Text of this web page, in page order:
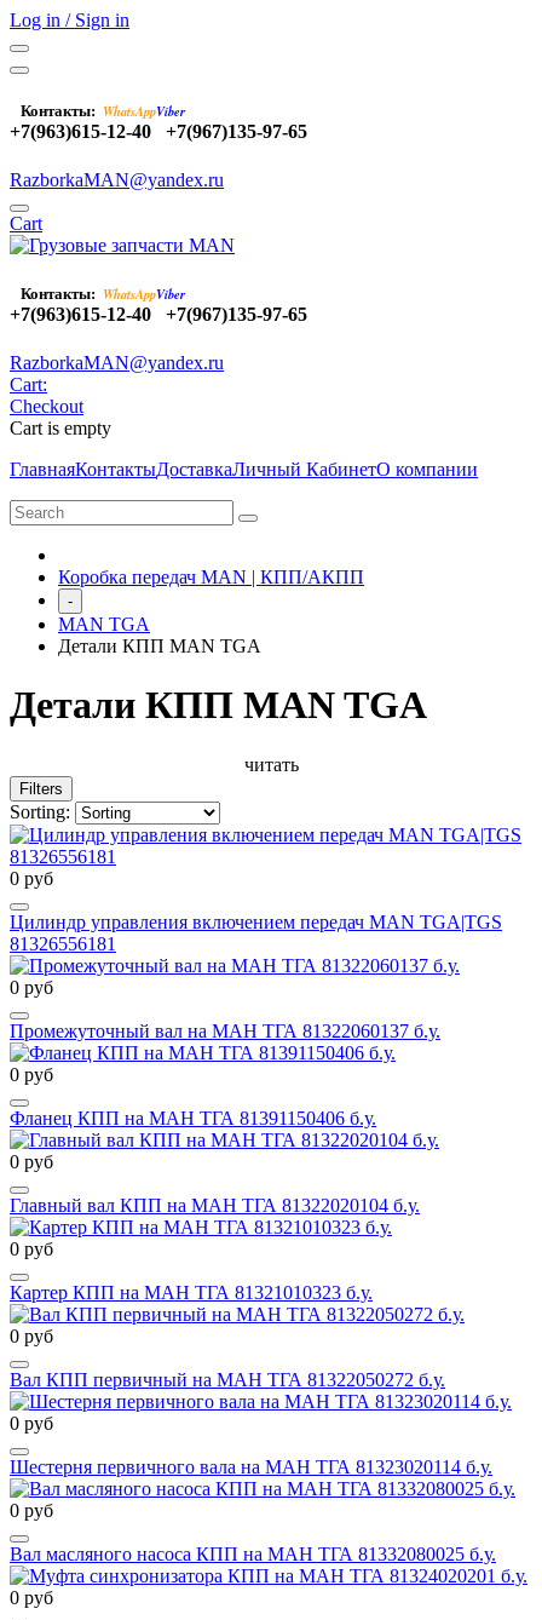
Log in / Sign in
Контакты: WhatsAppViber
+7(963)615-12-40 +7(967)135-97-65
RazborkaMAN@yandex.ru
Cart
Контакты: WhatsAppViber
+7(963)615-12-40 +7(967)135-97-65
RazborkaMAN@yandex.ru
Cart:
Checkout
Cart is empty
ГлавнаяКонтактыДоставкаЛичный КабинетО компании
Коробка передач MAN | КПП/АКПП
-
MAN TGA
Детали КПП MAN TGA
Детали КПП MAN TGA
читать
Filters
Sorting:
0 руб
Цилиндр управления включением передач MAN TGA|TGS
81326556181
0 руб
Промежуточный вал на МАН ТГА 81322060137 б.у.
0 руб
Фланец КПП на МАН ТГА 81391150406 б.у.
0 руб
Главный вал КПП на МАН ТГА 81322020104 б.у.
0 руб
Картер КПП на МАН ТГА 81321010323 б.у.
0 руб
Вал КПП первичный на МАН ТГА 81322050272 б.у.
0 руб
Шестерня первичного вала на МАН ТГА 81323020114 б.у.
0 руб
Вал масляного насоса КПП на МАН ТГА 81332080025 б.у.
0 руб